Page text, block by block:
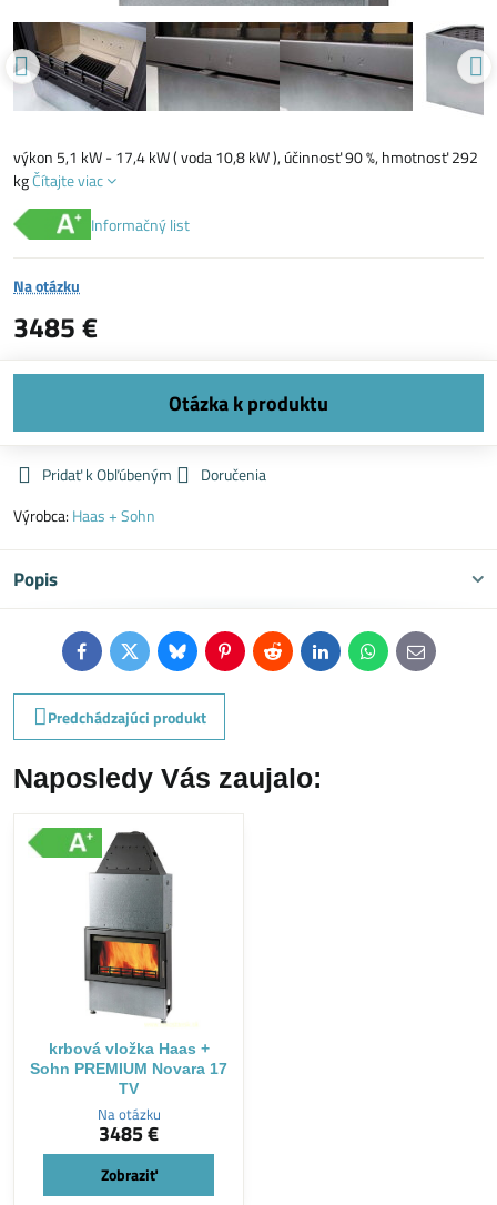
výkon 5,1 kW - 17,4 kW ( voda 10,8 kW ), účinnosť 90 %, hmotnosť 292
kgČítajte viac
Informačný list
Na otázku
3485 €
Pridať k Obľúbeným
Doručenia
Výrobca: Haas + Sohn
Popis
FacebookTwitterBlueskyPinterestReddit LinkedInWhatsApp
E-
mail
Predchádzajúci produkt
Naposledy Vás zaujalo:
krbová vložka Haas +
Sohn PREMIUM Novara 17
TV
Na otázku
3485 €
Zobraziť